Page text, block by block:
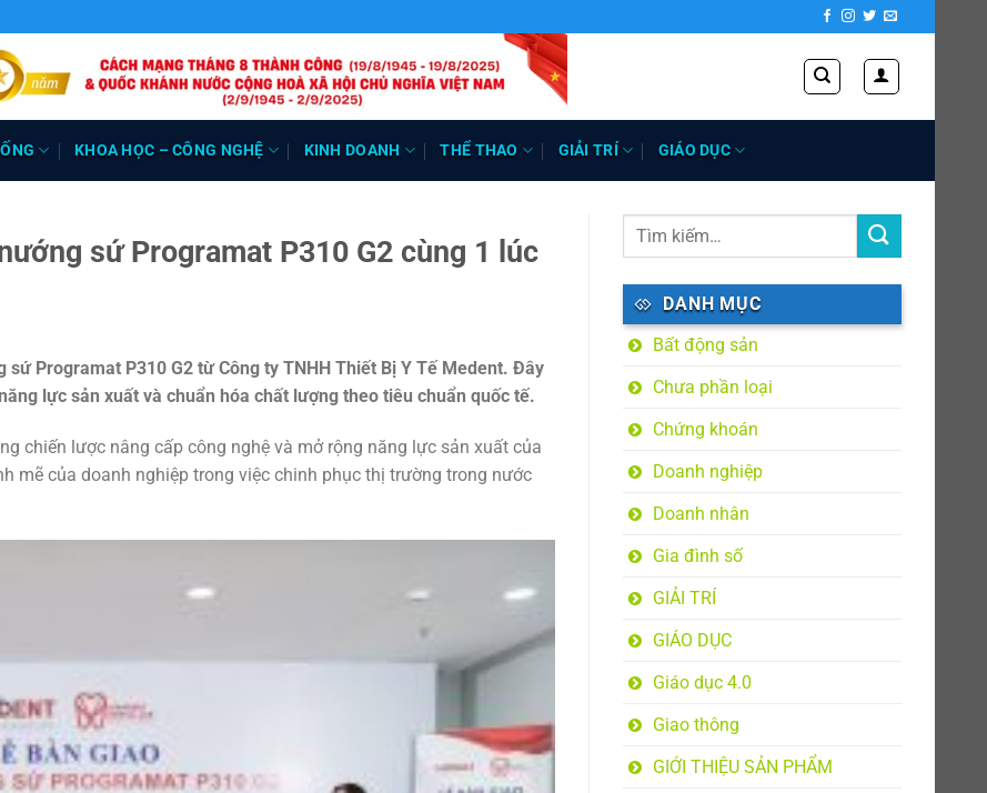
KHOA HỌC – CÔNG NGHỆ KINH DOANH THỂ THAO GIẢI TRÍ GIÁO DỤC
sứ Programat P310 G2 cùng 1 lúc
Programat P310 G2 từ Công ty TNHH Thiết Bị Y Tế Medent. Đây
lực sản xuất và chuẩn hóa chất lượng theo tiêu chuẩn quốc tế.
chiến lược nâng cấp công nghệ và mở rộng năng lực sản xuất của
mẽ của doanh nghiệp trong việc chinh phục thị trường trong nước
DANH MỤC
Bất động sản
Chưa phần loại
Chứng khoán
Doanh nghiệp
Doanh nhân
Gia đình số
GIẢI TRÍ
GIÁO DỤC
Giáo dục 4.0
Giao thông
GIỚI THIỆU SẢN PHẨM